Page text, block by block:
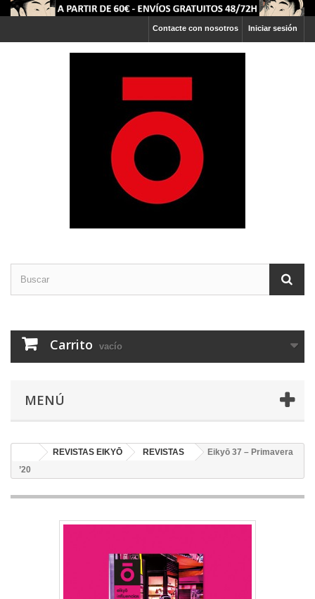
Iniciar sesión
Contacte con nosotros
Carrito vacío
MENÚ
REVISTAS EIKYŌ REVISTAS
Eikyō 37 – Primavera
’20